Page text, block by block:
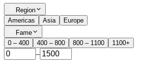
Region
Americas
Asia
Europe
Fame
0 – 400
400 – 800 800 – 1100 1100+
–